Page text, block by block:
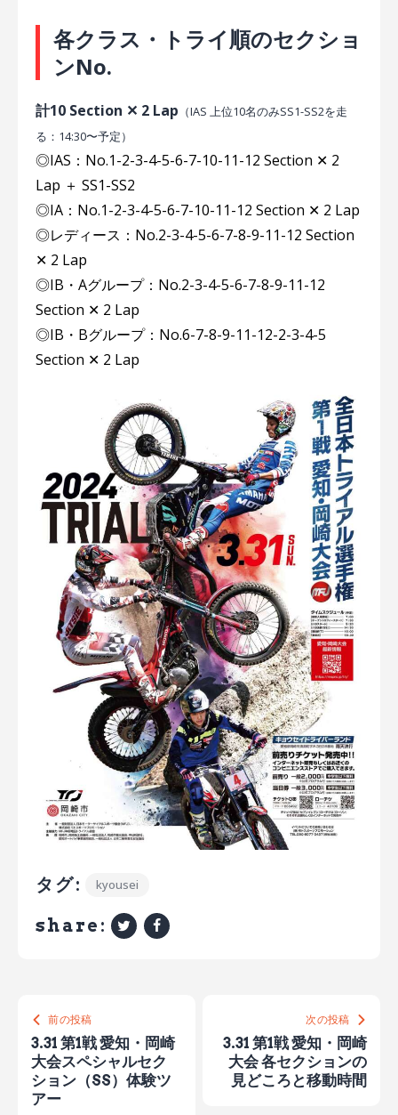
各クラス・トライ順のセクショ
ンNo.
計10 Section ✕ 2 Lap （IAS 上位10名のみSS1-SS2を走
る：14:30〜予定）
◎IAS：No.1-2-3-4-5-6-7-10-11-12 Section ✕ 2
Lap ＋ SS1-SS2
◎IA：No.1-2-3-4-5-6-7-10-11-12 Section ✕ 2 Lap
◎レディース：No.2-3-4-5-6-7-8-9-11-12 Section
✕ 2 Lap
◎IB・Aグループ：No.2-3-4-5-6-7-8-9-11-12
Section ✕ 2 Lap
◎IB・Bグループ：No.6-7-8-9-11-12-2-3-4-5
Section ✕ 2 Lap
タグ: kyousei
share:
前の投稿
3.31 第1戦 愛知・岡崎
大会スペシャルセク
ション（SS）体験ツ
アー
次の投稿
3.31 第1戦 愛知・岡崎
大会 各セクションの
見どころと移動時間